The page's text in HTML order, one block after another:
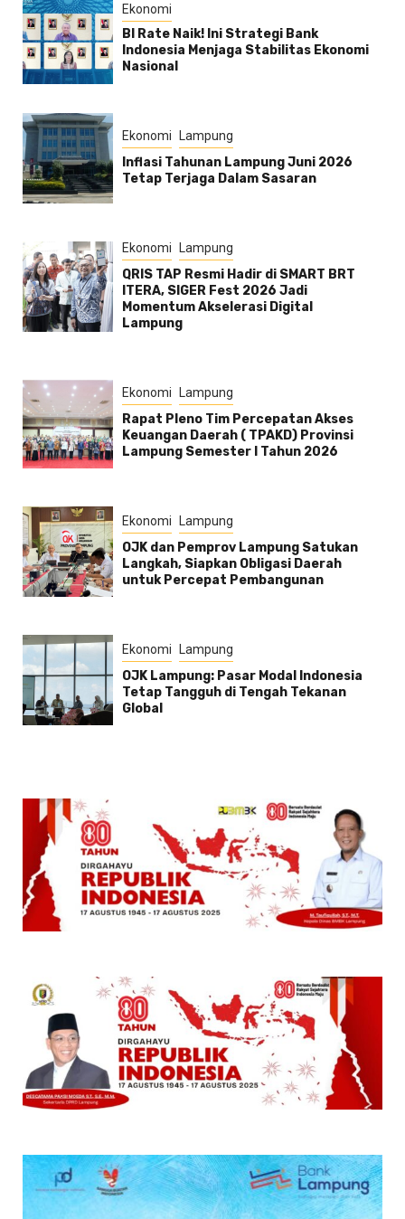
Ekonomi
BI Rate Naik! Ini Strategi Bank
Indonesia Menjaga Stabilitas Ekonomi
Nasional
Ekonomi Lampung
Inflasi Tahunan Lampung Juni 2026
Tetap Terjaga Dalam Sasaran
Ekonomi Lampung
QRIS TAP Resmi Hadir di SMART BRT
ITERA, SIGER Fest 2026 Jadi
Momentum Akselerasi Digital
Lampung
Ekonomi Lampung
Rapat Pleno Tim Percepatan Akses
Keuangan Daerah ( TPAKD) Provinsi
Lampung Semester l Tahun 2026
Ekonomi Lampung
OJK dan Pemprov Lampung Satukan
Langkah, Siapkan Obligasi Daerah
untuk Percepat Pembangunan
Ekonomi Lampung
OJK Lampung: Pasar Modal Indonesia
Tetap Tangguh di Tengah Tekanan
Global